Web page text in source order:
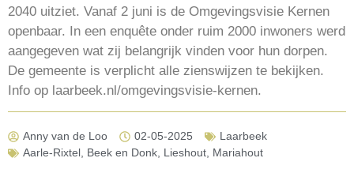
2040 uitziet. Vanaf 2 juni is de Omgevingsvisie Kernen
openbaar. In een enquête onder ruim 2000 inwoners werd
aangegeven wat zij belangrijk vinden voor hun dorpen.
De gemeente is verplicht alle zienswijzen te bekijken.
Info op laarbeek.nl/omgevingsvisie-kernen.
Anny van de Loo 02-05-2025
Laarbeek
Aarle-Rixtel, Beek en Donk, Lieshout, Mariahout